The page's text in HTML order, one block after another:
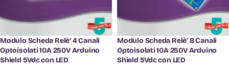
Modulo Scheda Relè’ 4 Canali
Optoisolati 10A 250V Arduino
Shield 5Vdc con LED
Modulo Scheda Relè’ 8 Canali
Optoisolati 10A 250V Arduino
Shield 5Vdc con LED